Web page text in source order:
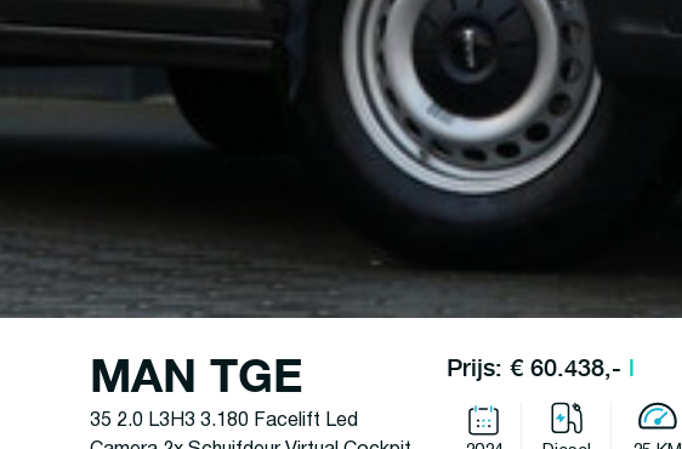
MAN TGE
35 2.0 L3H3 3.180 Facelift Led
Prijs: € 60.438,- l